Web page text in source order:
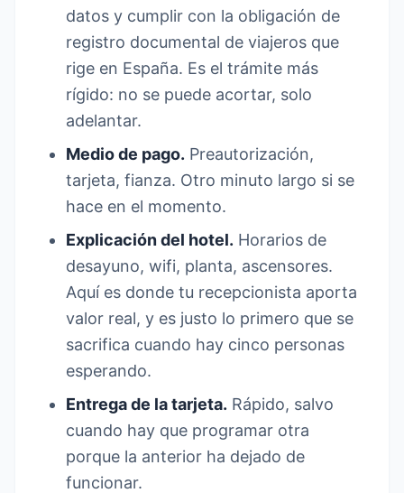
datos y cumplir con la obligación de
registro documental de viajeros que
rige en España. Es el trámite más
rígido: no se puede acortar, solo
adelantar.
Medio de pago. Preautorización,
tarjeta, fianza. Otro minuto largo si se
hace en el momento.
Explicación del hotel. Horarios de
desayuno, wifi, planta, ascensores.
Aquí es donde tu recepcionista aporta
valor real, y es justo lo primero que se
sacrifica cuando hay cinco personas
esperando.
Entrega de la tarjeta. Rápido, salvo
cuando hay que programar otra
porque la anterior ha dejado de
funcionar.